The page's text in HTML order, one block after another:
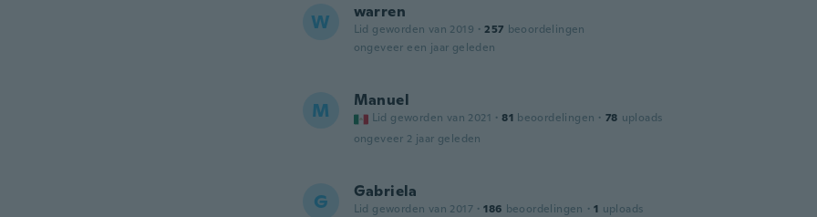
W warren
Lid geworden van 2019 · 257 beoordelingen
ongeveer een jaar geleden
M Manuel
Lid geworden van 2021 · 81 beoordelingen · 78 uploads
ongeveer 2 jaar geleden
G Gabriela
Lid geworden van 2017 · 186 beoordelingen · 1 uploads